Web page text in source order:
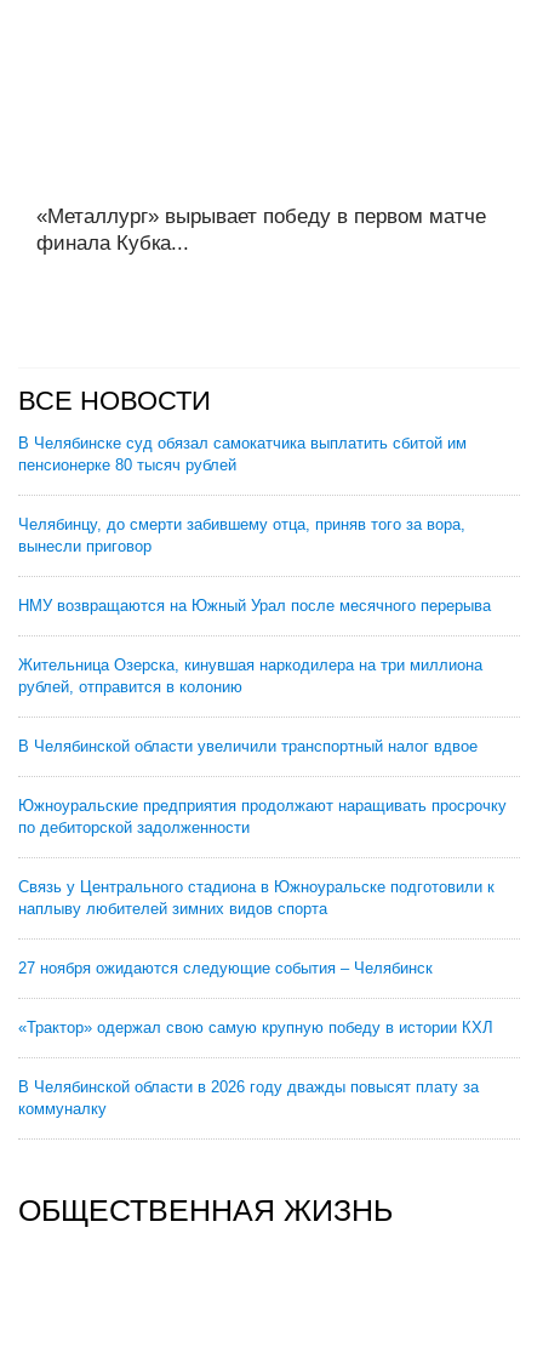
«Металлург» вырывает победу в первом матче
финала Кубка...
ВСЕ НОВОСТИ
В Челябинске суд обязал самокатчика выплатить сбитой им
пенсионерке 80 тысяч рублей
Челябинцу, до смерти забившему отца, приняв того за вора,
вынесли приговор
НМУ возвращаются на Южный Урал после месячного перерыва
Жительница Озерска, кинувшая наркодилера на три миллиона
рублей, отправится в колонию
В Челябинской области увеличили транспортный налог вдвое
Южноуральские предприятия продолжают наращивать просрочку
по дебиторской задолженности
Связь у Центрального стадиона в Южноуральске подготовили к
наплыву любителей зимних видов спорта
27 ноября ожидаются следующие события – Челябинск
«Трактор» одержал свою самую крупную победу в истории КХЛ
В Челябинской области в 2026 году дважды повысят плату за
коммуналку
ОБЩЕСТВЕННАЯ ЖИЗНЬ